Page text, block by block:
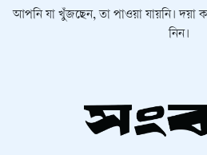
আপনি যা খুঁজছেন, তা পাওয়া যায়নি। দয়া
নিন।